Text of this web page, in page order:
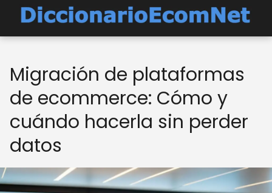
Migración de plataformas
de ecommerce: Cómo y
cuándo hacerla sin perder
datos